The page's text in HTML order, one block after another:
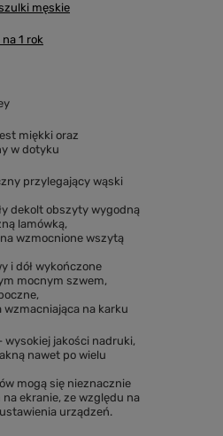
męskie
1 rok
miękki oraz
w dotyku
przylegający wąski
dekolt obszyty wygodną
lamówką
wzmocnione wszytą
i dół wykończone
mocnym szwem
wzmacniająca na karku
wysokiej jakości nadruki,
nawet po wielu
mogą się nieznacznie
ekranie, ze względu na
urządzeń.